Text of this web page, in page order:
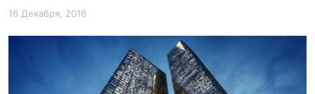
16 Декабря, 2016